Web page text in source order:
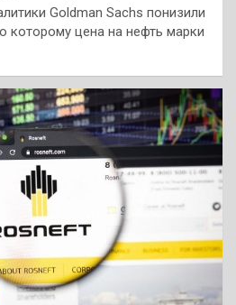
Goldman Sachs понизили
которому цена на нефть марки